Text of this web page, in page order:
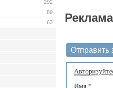
292
89
63 Реклама
Отправить
Имя *